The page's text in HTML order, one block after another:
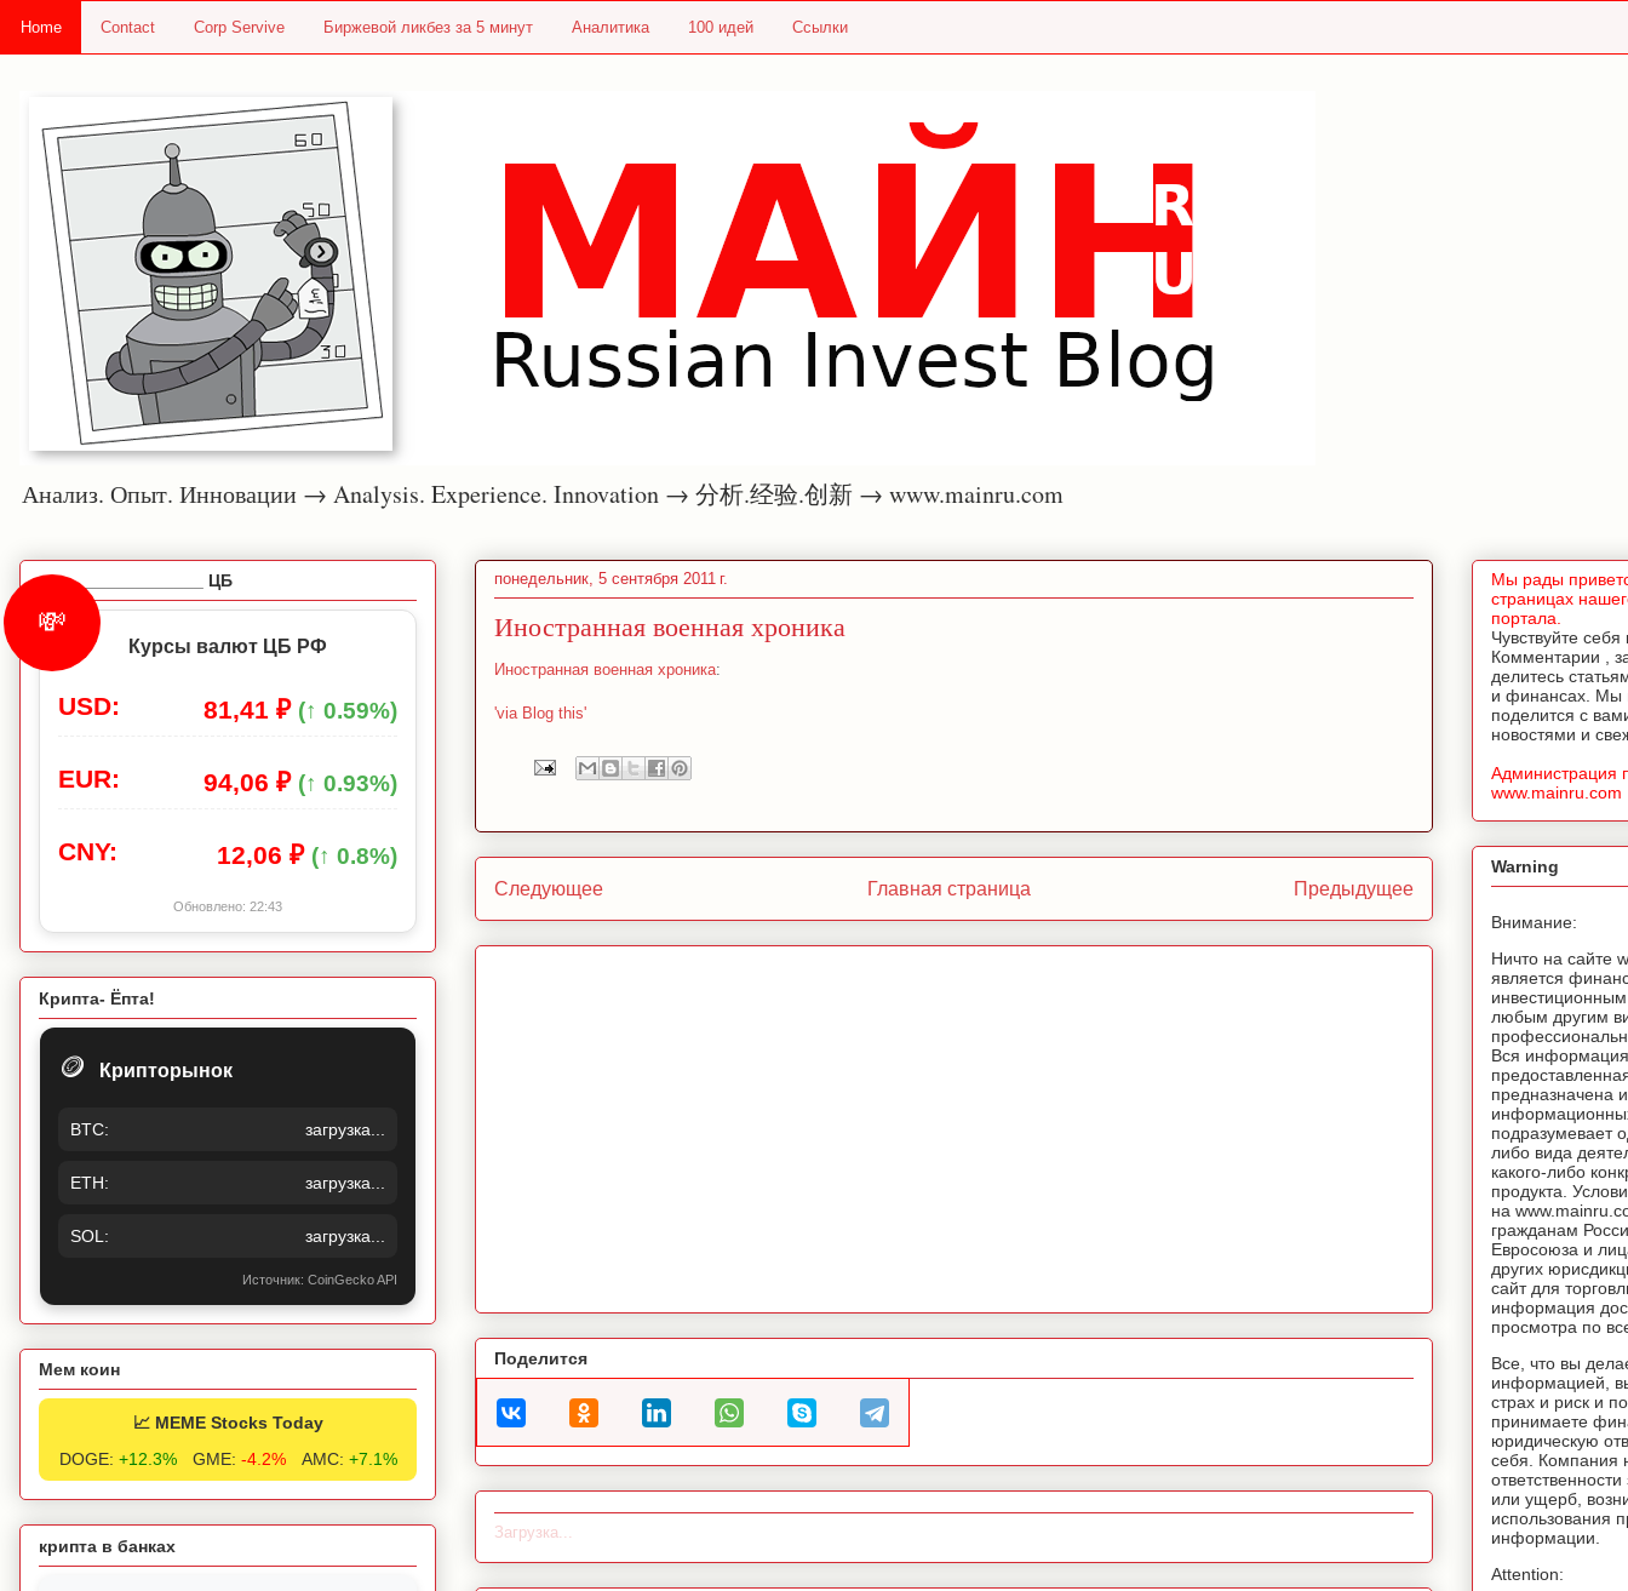
Home Contact Corp Servive Биржевой ликбез за 5 минут Аналитика 100 идей Ссылки
Анализ. Опыт. Инновации → Analysis. Experience. Innovation → 分析.经验.创新 → www.mainru.com
понедельник, 5 сентября 2011 г.
Иностранная военная хроника
Иностранная военная хроника:
'via Blog this'
Следующее Предыдущее
Главная страница
Поделится
Загрузка...
_________________ ЦБ
💸
Курсы валют ЦБ РФ
USD: 81,41 ₽ (↑ 0.59%)
EUR: 94,06 ₽ (↑ 0.93%)
CNY: 12,06 ₽ (↑ 0.8%)
Обновлено: 22:43
Крипта- Ёпта!
🪙 Крипторынок
BTC: загрузка...
ETH: загрузка...
SOL: загрузка...
Источник: CoinGecko API
Мем коин
📈 MEME Stocks Today
DOGE: +12.3% GME: -4.2% AMC: +7.1%
крипта в банках
Мы рады
страницах
портала.
Чувствуйте
Комментарии ,
делитесь
и финансах. Мы
поделится с
новостями и
Администрация
www.mainru.com
Warning
Внимание:
Ничто на сайте
является
любым другим
Вся
предназначена
подразумевает
либо вида
какого-либо
продукта.
на
гражданам
Евросоюза и
других
сайт для
информация
просмотра по
Все, что вы
информацией,
страх и риск и
принимаете
юридическую
себя. Компания
или ущерб,
использования
информации.
Attention: